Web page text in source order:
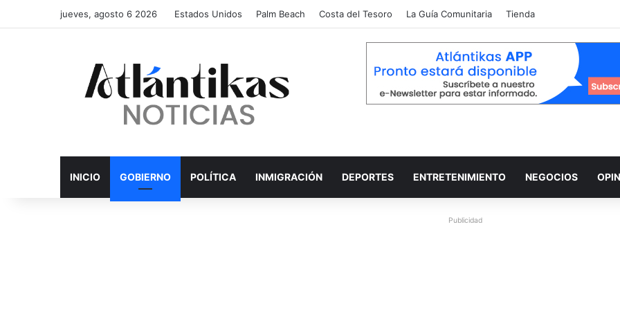
jueves, agosto 6 2026 Estados Unidos Palm Beach Costa del Tesoro La Guía Comunitaria Tienda
INICIO GOBIERNO POLÍTICA INMIGRACIÓN DEPORTES ENTRETENIMIENTO NEGOCIOS
Publicidad